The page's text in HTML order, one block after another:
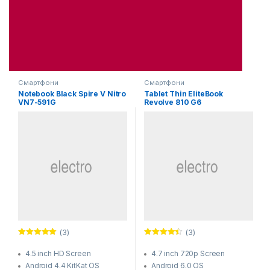
Смартфони
Notebook Black Spire V Nitro
VN7-591G
5.00 з 5
(3)
4.5 inch HD Screen
Android 4.4 KitKat OS
Смартфони
Tablet Thin EliteBook
Revolve 810 G6
4.33 з 5
(3)
4.7 inch 720p Screen
Android 6.0 OS